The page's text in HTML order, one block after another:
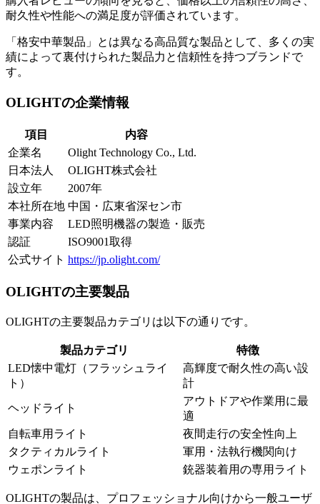
耐久性や性能への満足度が評価されています。
「格安中華製品」とは異なる高品質な製品として、多くの実
績によって裏付けられた製品力と信頼性を持つブランドで
す。
OLIGHTの企業情報
項目
内容
企業名
Olight Technology Co., Ltd.
日本法人
OLIGHT株式会社
設立年
2007年
本社所在地 中国・広東省深セン市
事業内容
LED照明機器の製造・販売
認証
ISO9001取得
公式サイト https://jp.olight.com/
OLIGHTの主要製品
OLIGHTの主要製品カテゴリは以下の通りです。
製品カテゴリ
特徴
LED懐中電灯（フラッシュライ
ト）
高輝度で耐久性の高い設
計
ヘッドライト
アウトドアや作業用に最
適
自転車用ライト
夜間走行の安全性向上
タクティカルライト
軍用・法執行機関向け
ウェポンライト
銃器装着用の専用ライト
OLIGHTの製品は、プロフェッショナル向けから一般ユーザ